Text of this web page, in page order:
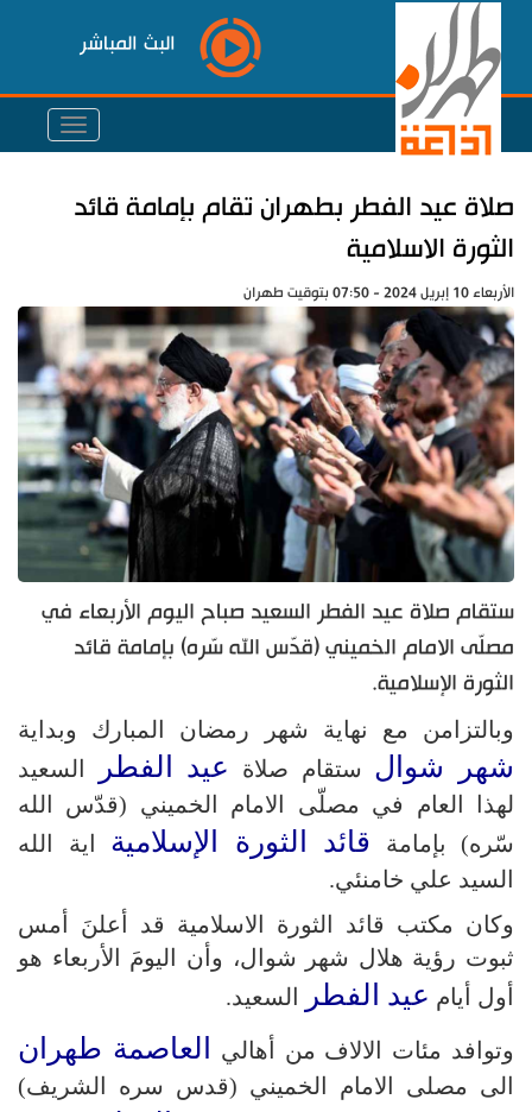
البث المباشر
صلاة عيد الفطر بطهران تقام بإمامة قائد
الثورة الاسلامية
الأربعاء 10 إبريل 2024 - 07:50 بتوقيت طهران
ستقام صلاة عيد الفطر السعيد صباح اليوم الأربعاء في
مصلّى الامام الخميني (قدّس الله سّره) بإمامة قائد
الثورة الإسلامية.
وبالتزامن مع نهاية شهر رمضان المبارك وبداية
شهر شوال ستقام صلاة عيد الفطر
السعيد
لهذا العام في مصلّى الامام الخميني (قدّس الله
سّره) بإمامة قائد الثورة الإسلامية اية الله
السيد علي خامنئي.
وكان مكتب قائد الثورة الاسلامية قد أعلنَ أمس
ثبوت رؤية هلال شهر شوال، وأن اليومَ الأربعاء هو
أول أيام عيد الفطر السعيد.
وتوافد مئات الالاف من أهالي العاصمة طهران
الى مصلى الامام الخميني (قدس سره الشريف)